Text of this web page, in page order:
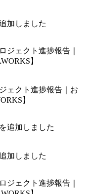
加しました
ェクト進捗報告｜お
】
加しました